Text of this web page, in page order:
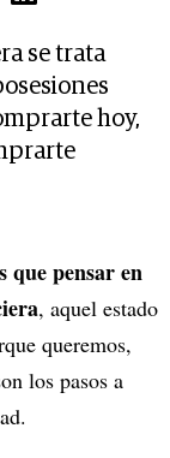
se trata
hoy,
que pensar en
, aquel estado
queremos,
los pasos a